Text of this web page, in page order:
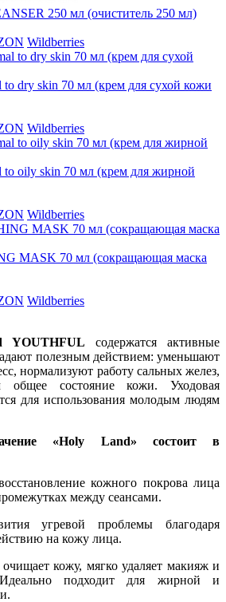
250 мл (очиститель 250 мл)
Wildberries
dry skin 70 мл (крем для сухой кожи
Wildberries
oily skin 70 мл (крем для жирной
Wildberries
MASK 70 мл (сокращающая маска
Wildberries
YOUTHFUL содержатся активные
полезным действием: уменьшают
нормализуют работу сальных желез,
состояние кожи. Уходовая
для использования молодым людям
«Holy Land» состоит в
кожного покрова лица
между сеансами.
угревой проблемы благодаря
на кожу лица.
кожу, мягко удаляет макияж и
подходит для жирной и